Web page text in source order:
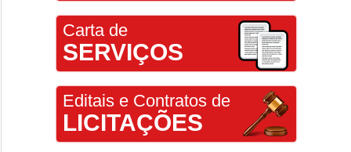
Carta de
SERVIÇOS
Editais e Contratos de
LICITAÇÕES